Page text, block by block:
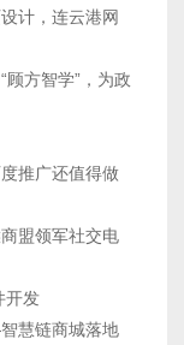
计，连云港网
顾方智学”，为政
推广还值得做
盟领军社交电
开发
慧链商城落地